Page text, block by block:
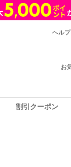
ヘルプ
お
割引クーポン